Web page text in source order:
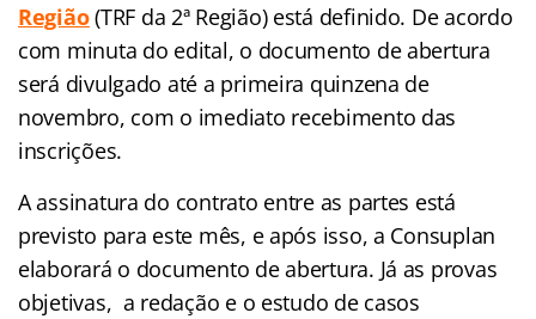
Região(TRF da 2ª Região) está definido. De acordo
com minuta do edital, o documento de abertura
será divulgado até a primeira quinzena de
novembro, com o imediato recebimento das
inscrições.
A assinatura do contrato entre as partes está
previsto para este mês, e após isso, a Consuplan
elaborará o documento de abertura. Já as provas
objetivas, a redação e o estudo de casos